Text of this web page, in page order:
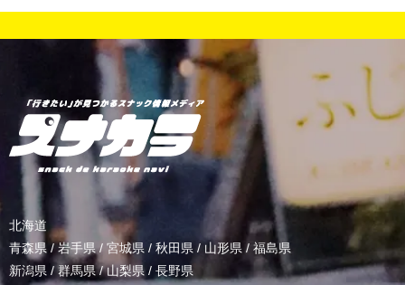
北海道
青森県 / 岩手県/ 宮城県 / 秋田県 / 山形県/ 福島県
新潟県 /群馬県/山梨県 / 長野県